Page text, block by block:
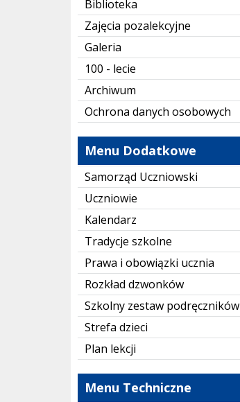
Biblioteka
Zajęcia pozalekcyjne
Galeria
100 - lecie
Archiwum
Ochrona danych osobowych
Menu Dodatkowe
Samorząd Uczniowski
Uczniowie
Kalendarz
Tradycje szkolne
Prawa i obowiązki ucznia
Rozkład dzwonków
Szkolny zestaw podręczników
Strefa dzieci
Plan lekcji
Menu Techniczne